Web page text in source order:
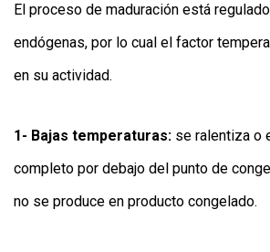
El proceso de maduración está
endógenas, por lo cual el factor
en su actividad.
1- Bajas temperaturas: se ralentiza o
completo por debajo del punto de
no se produce en producto congelado.